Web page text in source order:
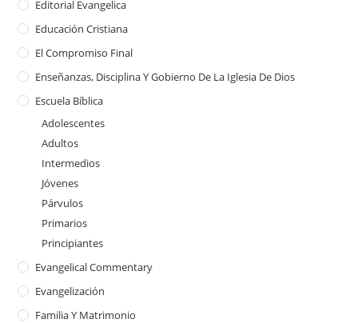
Editorial Evangelica
Educación Cristiana
El Compromiso Final
Enseñanzas, Disciplina Y Gobierno De La Iglesia De Dios
Escuela Bíblica
Adolescentes
Adultos
Intermedios
Jóvenes
Párvulos
Primarios
Principiantes
Evangelical Commentary
Evangelización
Familia Y Matrimonio